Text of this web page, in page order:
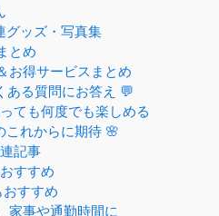
グッズ・写真集
とめ
お得サービスまとめ
ある質問にお答え 💬
ても何度でも楽しめる
これからに期待 🌸
記事
すすめ
すすめ
家事や通勤時間に